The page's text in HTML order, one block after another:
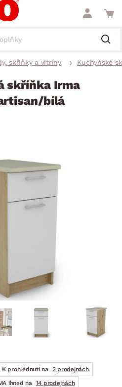
skříňky a vitríny Kuchyňské
skříňka Irma
bílá
K prohlédnutí na
2 prodejnách
ihned na
14 prodejnách